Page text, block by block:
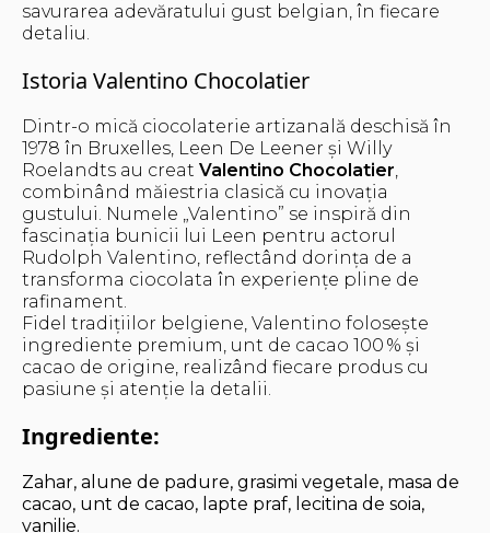
savurarea adevăratului gust belgian, în fiecare
detaliu.
Istoria Valentino Chocolatier
Dintr-o mică ciocolaterie artizanală deschisă în
1978 în Bruxelles, Leen De Leener și Willy
Roelandts au creat Valentino Chocolatier
combinând măiestria clasică cu inovația
gustului. Numele „Valentino” se inspiră din
fascinația bunicii lui Leen pentru actorul
Rudolph Valentino, reflectând dorința de a
transforma ciocolata în experiențe pline de
rafinament.
Fidel tradițiilor belgiene, Valentino folosește
ingrediente premium, unt de cacao 100 % și
cacao de origine, realizând fiecare produs cu
pasiune și atenție la detalii.
Ingrediente:
Zahar, alune de padure, grasimi vegetale, masa de
cacao, unt de cacao, lapte praf, lecitina de soia,
vanilie.